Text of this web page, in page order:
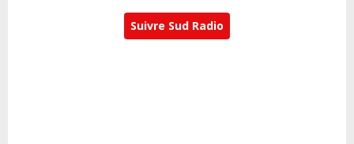
Suivre Sud Radio